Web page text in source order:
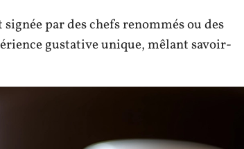
par des chefs renommés ou des
gustative unique, mêlant savoir-